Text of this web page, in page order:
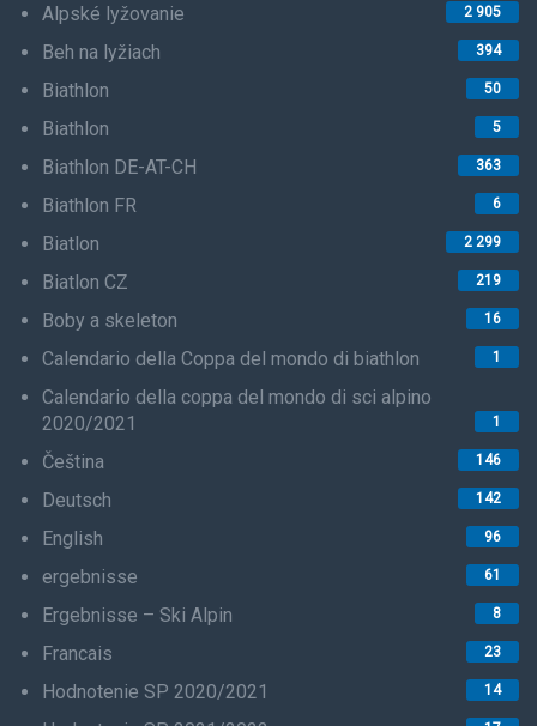
Alpské lyžovanie 2 905
Beh na lyžiach 394
Biathlon 50
Biathlon 5
Biathlon DE-AT-CH 363
Biathlon FR 6
Biatlon 2 299
Biatlon CZ 219
Boby a skeleton 16
Calendario della Coppa del mondo di biathlon 1
Calendario della coppa del mondo di sci alpino
2020/2021
1
Čeština 146
Deutsch 142
English 96
ergebnisse 61
Ergebnisse – Ski Alpin 8
Francais 23
Hodnotenie SP 2020/2021 14